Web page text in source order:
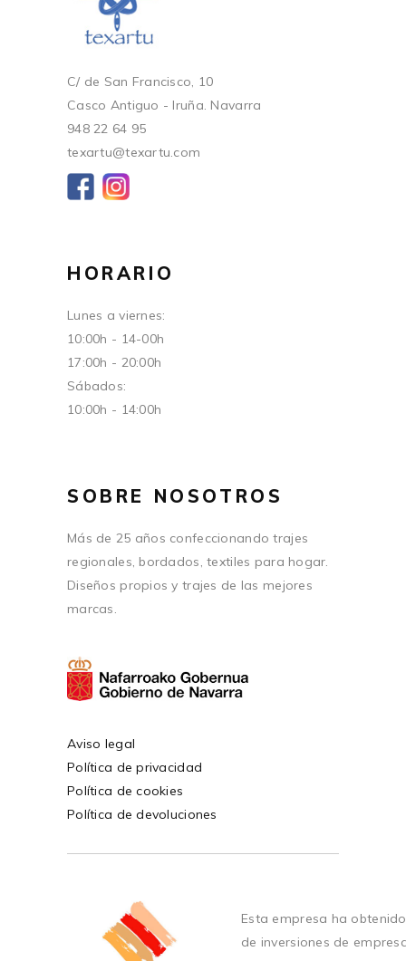
C/ de San Francisco, 10
Casco Antiguo - Iruña. Navarra
948 22 64 95
texartu@texartu.com
HORARIO
Lunes a viernes:
10:00h - 14-00h
17:00h - 20:00h
Sábados:
10:00h - 14:00h
SOBRE NOSOTROS
Más de 25 años confeccionando trajes
regionales, bordados, textiles para hogar.
Diseños propios y trajes de las mejores
marcas.
Aviso legal
Política de privacidad
Política de cookies
Política de devoluciones
Esta empresa ha
de inversiones de